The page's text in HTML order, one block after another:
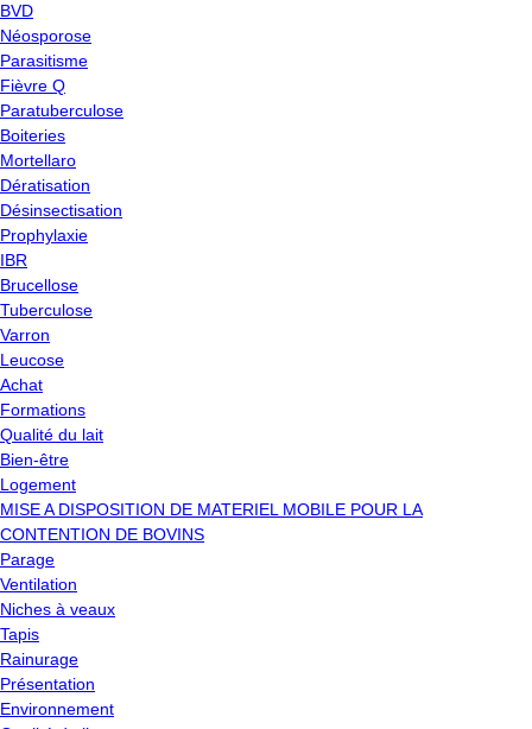
BVD
Néosporose
Parasitisme
Fièvre Q
Paratuberculose
Boiteries
Mortellaro
Dératisation
Désinsectisation
Prophylaxie
IBR
Brucellose
Tuberculose
Varron
Leucose
Achat
Formations
Qualité du lait
Bien-être
Logement
MISE A DISPOSITION DE MATERIEL MOBILE POUR LA
CONTENTION DE BOVINS
Parage
Ventilation
Niches à veaux
Tapis
Rainurage
Présentation
Environnement